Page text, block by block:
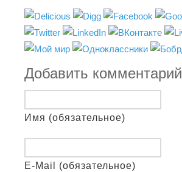
Добавить комментарий
Имя (обязательное)
E-Mail (обязательное)